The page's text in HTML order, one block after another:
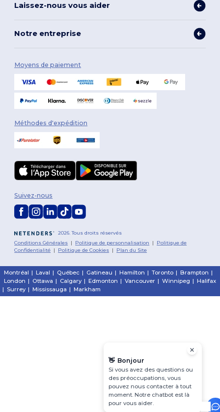
Laissez-nous vous aider
Notre entreprise
Moyens de paiement
Méthodes d'expédition
2026. Tous droits réservés
Conditions Générales | Politique de personnalisation | Politique de
Confidentialité | Politique de Cookies | Plan du Site
Suivez-nous
Montréal | Laval | Québec | Gatineau | Hamilton | Toronto | Brampton |
London | Ottawa | Calgary | Edmonton | Vancouver | Winnipeg | Halifax
| Surrey | Mississauga | Markham
👋 Bonjour
Si vous avez des questions ou
des préoccupations, vous
pouvez nous contacter à tout
moment. Notre chatbot est là
pour vous aider.